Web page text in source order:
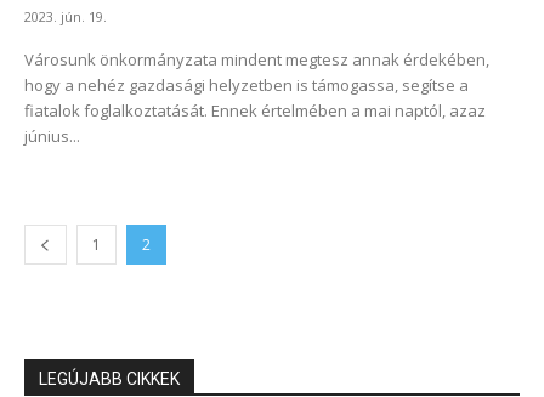
2023. jún. 19.
Városunk önkormányzata mindent megtesz annak érdekében,
hogy a nehéz gazdasági helyzetben is támogassa, segítse a
fiatalok foglalkoztatását. Ennek értelmében a mai naptól, azaz
június...
1 2
LEGÚJABB CIKKEK